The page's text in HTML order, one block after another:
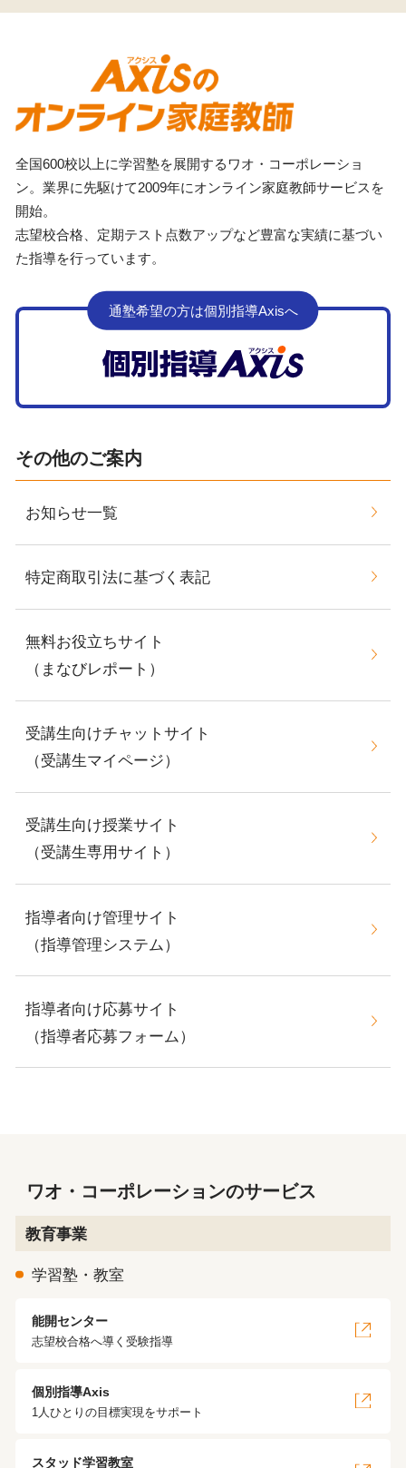
全国600校以上に学習塾を展開するワオ・コーポレーショ
ン。業界に先駆けて2009年にオンライン家庭教師サービスを
開始。
志望校合格、定期テスト点数アップなど豊富な実績に基づい
た指導を行っています。
通塾希望の方は個別指導Axisへ
その他のご案内
お知らせ一覧
特定商取引法に基づく表記
無料お役立ちサイト
（まなびレポート）
受講生向けチャットサイト
（受講生マイページ）
受講生向け授業サイト
（受講生専用サイト）
指導者向け管理サイト
（指導管理システム）
指導者向け応募サイト
（指導者応募フォーム）
ワオ・コーポレーションのサービス
教育事業
学習塾・教室
能開センター
志望校合格へ導く受験指導
個別指導Axis
1人ひとりの目標実現をサポート
スタッド学習教室